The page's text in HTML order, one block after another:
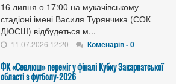
16 липня о 17:00 на мукачівському
стадіоні імені Василя Турянчика (СОК
ДЮСШ) відбудеться м...
11.07.2026 12:20 Коменарів - 0
ФК «Севлюш» переміг у фіналі Кубку Закарпатської
області з футболу-2026